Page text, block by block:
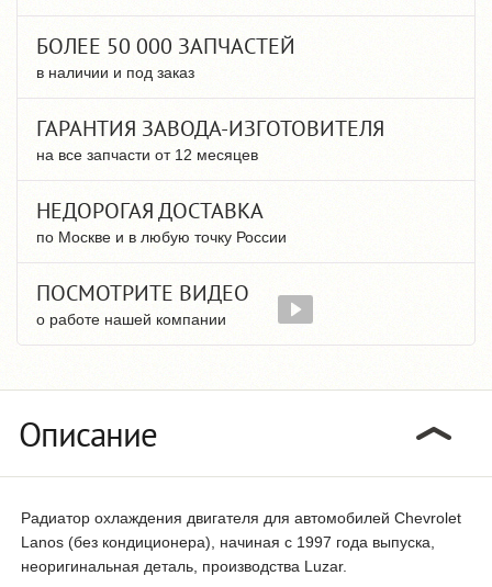
БОЛЕЕ 50 000 ЗАПЧАСТЕЙ
в наличии и под заказ
ГАРАНТИЯ ЗАВОДА-ИЗГОТОВИТЕЛЯ
на все запчасти от 12 месяцев
НЕДОРОГАЯ ДОСТАВКА
по Москве и в любую точку России
ПОСМОТРИТЕ ВИДЕО
о работе нашей компании
Описание
Радиатор охлаждения двигателя для автомобилей Chevrolet
Lanos (без кондиционера), начиная с 1997 года выпуска,
неоригинальная деталь, производства Luzar.